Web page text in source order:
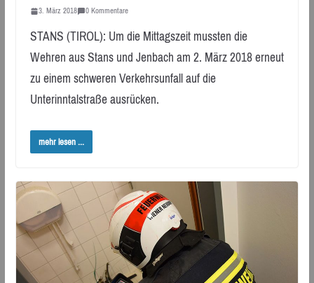
3. März 2018 0 Kommentare
STANS (TIROL): Um die Mittagszeit mussten die
Wehren aus Stans und Jenbach am 2. März 2018 erneut
zu einem schweren Verkehrsunfall auf die
Unterinntalstraße ausrücken.
mehr lesen ...